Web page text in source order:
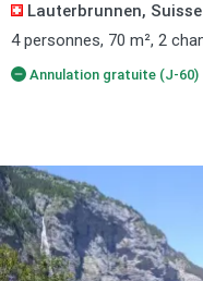
Lauterbrunnen, Suisse
4 personnes, 70 m², 2
Annulation gratuite (J-60)